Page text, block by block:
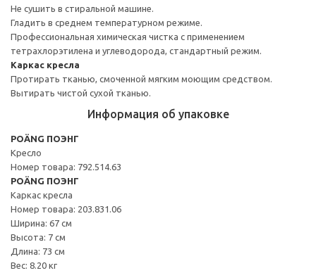
Не сушить в стиральной машине.
Гладить в среднем температурном режиме.
Профессиональная химическая чистка с применением
тетрахлорэтилена и углеводорода, стандартный режим.
Каркас кресла
Протирать тканью, смоченной мягким моющим средством.
Вытирать чистой сухой тканью.
Информация об упаковке
POÄNG ПОЭНГ
Кресло
Номер товара: 792.514.63
POÄNG ПОЭНГ
Каркас кресла
Номер товара: 203.831.06
Ширина: 67 см
Высота: 7 см
Длина: 73 см
Вес: 8.20 кг